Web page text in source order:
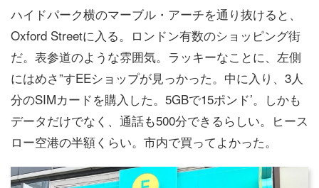
ハイドパーク横のマーブル・アーチを通り抜けると、
Oxford Streetに入る。ロンドン有数のショッピング街
だ。表参道のような雰囲気。ラッキーなことに、左側
にはめさ”すEEショップが見っかった。中に入り、3人
分のSIMカードを購入した。5GBで15ポンド’。しかも
データだけでなく、通話も500分できるらしい。ヒース
ロー空港の半額くらい。市内で買ってよかった。